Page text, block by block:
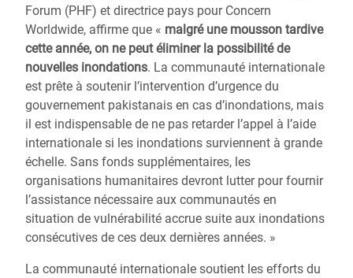
Forum (PHF) et directrice pays pour Concern
Worldwide, affirme que « malgré une mousson tardive
cette année, on ne peut éliminer la possibilité de
nouvelles inondations. La communauté internationale
est prête à soutenir l’intervention d’urgence du
gouvernement pakistanais en cas d’inondations, mais
il est indispensable de ne pas retarder l’appel à l’aide
internationale si les inondations surviennent à grande
échelle. Sans fonds supplémentaires, les
organisations humanitaires devront lutter pour fournir
l’assistance nécessaire aux communautés en
situation de vulnérabilité accrue suite aux inondations
consécutives de ces deux dernières années. »
La communauté internationale soutient les efforts du